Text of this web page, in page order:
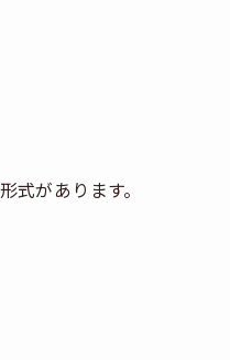
があります。